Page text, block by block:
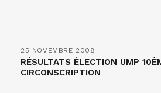
25 NOVEMBRE 2008
RÉSULTATS ÉLECTION UMP
CIRCONSCRIPTION